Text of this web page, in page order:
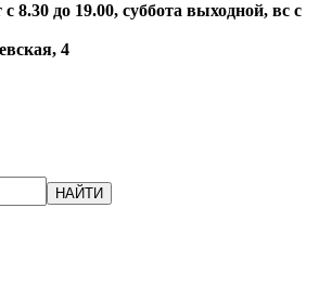
8.30 до 19.00, суббота выходной, вс с
4
НАЙТИ